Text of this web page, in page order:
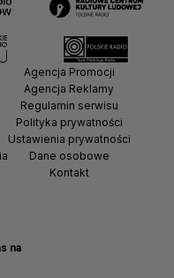
na
Agencja Promocji
Agencja Reklamy
Regulamin serwisu
Polityka prywatności
Ustawienia prywatności
Dane osobowe
Kontakt